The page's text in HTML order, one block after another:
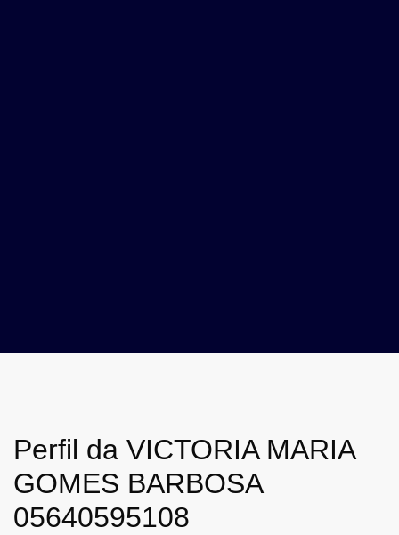
Perfil da VICTORIA MARIA
GOMES BARBOSA
05640595108